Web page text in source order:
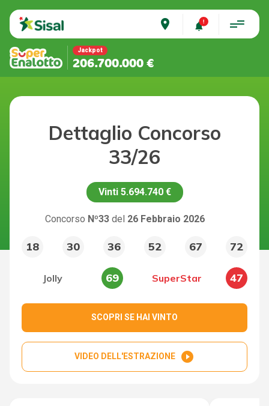
place
Jackpot
206.700.000 €
Dettaglio Concorso
33/26
Vinti 5.694.740 €
Concorso Nº33 del 26 Febbraio 2026
18 30 36 52 67 72
Jolly 69 SuperStar 47
SCOPRI SE HAI VINTO
VIDEO DELL'ESTRAZIONE play_circle_filled